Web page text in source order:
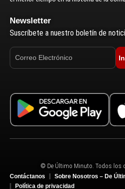
Newsletter
Suscríbete a nuestro boletín de
© De Último Minuto. Todos los
Contáctanos
Sobre Nosotros – De
Política de privacidad